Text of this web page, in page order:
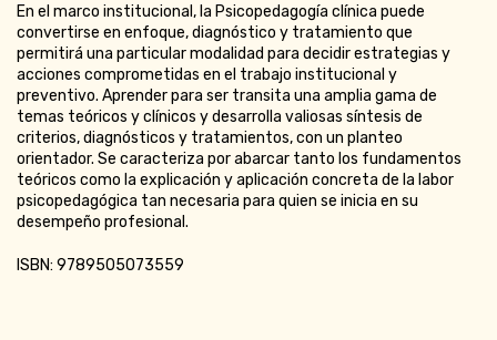
En el marco institucional, la Psicopedagogía clínica puede
convertirse en enfoque, diagnóstico y tratamiento que
permitirá una particular modalidad para decidir estrategias y
acciones comprometidas en el trabajo institucional y
preventivo. Aprender para ser transita una amplia gama de
temas teóricos y clínicos y desarrolla valiosas síntesis de
criterios, diagnósticos y tratamientos, con un planteo
orientador. Se caracteriza por abarcar tanto los fundamentos
teóricos como la explicación y aplicación concreta de la labor
psicopedagógica tan necesaria para quien se inicia en su
desempeño profesional.
ISBN: 9789505073559